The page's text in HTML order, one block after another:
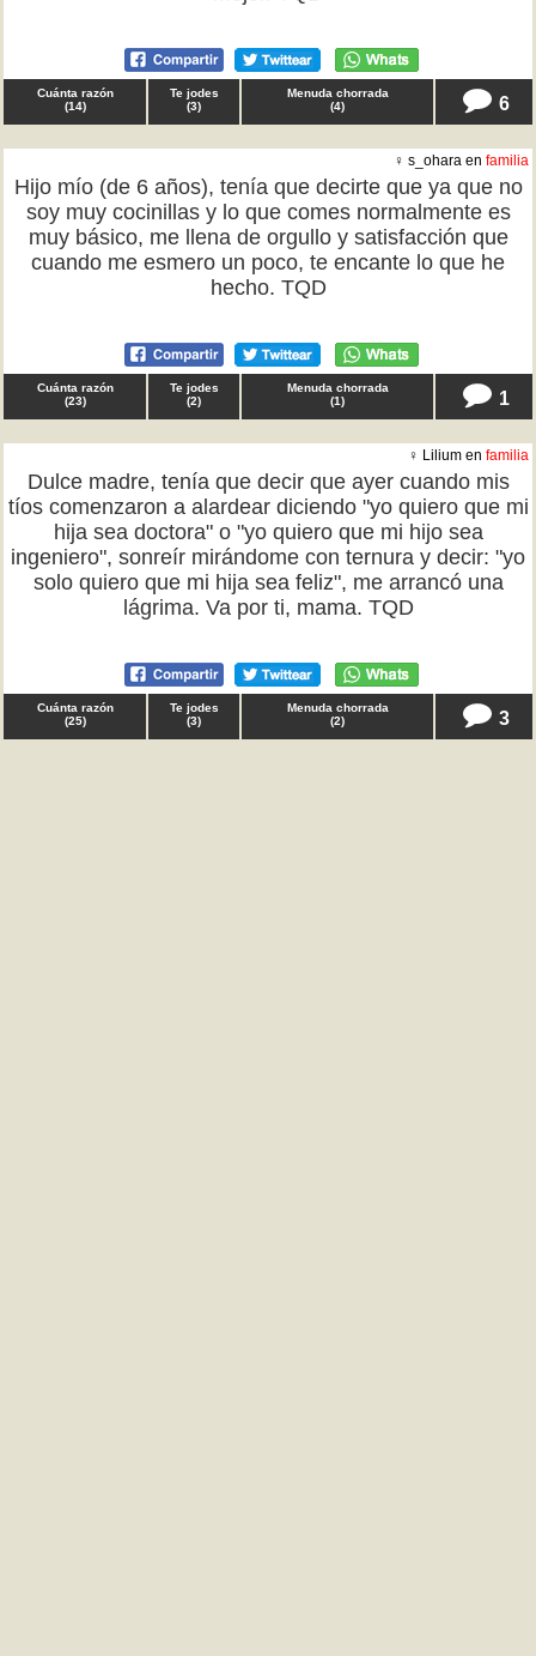
Cuánta razón
(14)
Te jodes
(3)
Menuda chorrada
(4) 6
♀ s_ohara en familia
Hijo mío (de 6 años), tenía que decirte que ya que no
soy muy cocinillas y lo que comes normalmente es
muy básico, me llena de orgullo y satisfacción que
cuando me esmero un poco, te encante lo que he
hecho. TQD
Cuánta razón
(23)
Te jodes
(2)
Menuda chorrada
(1) 1
♀ Lilium en familia
Dulce madre, tenía que decir que ayer cuando mis
tíos comenzaron a alardear diciendo "yo quiero que mi
hija sea doctora" o "yo quiero que mi hijo sea
ingeniero", sonreír mirándome con ternura y decir: "yo
solo quiero que mi hija sea feliz", me arrancó una
lágrima. Va por ti, mama. TQD
Cuánta razón
(25)
Te jodes
(3)
Menuda chorrada
(2) 3